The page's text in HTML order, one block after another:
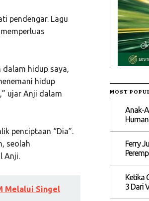
pendengar. Lagu
dalam hidup saya,
hidup
ujar Anji dalam
penciptaan “Dia”.
seolah
Anji.
Melalui Singel
MOST
Anak-
Ferry
Ketika
3 Dari